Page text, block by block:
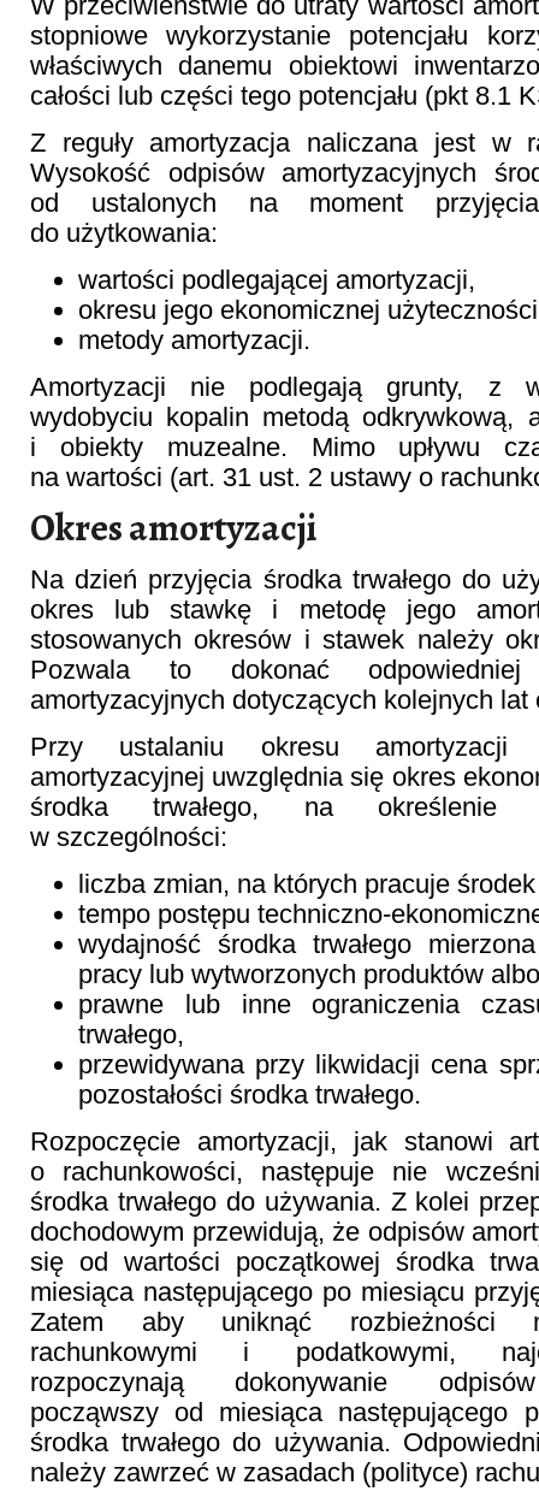
stopniowe wykorzystanie potencjału
właściwych danemu obiektowi
całości lub części tego potencjału (pkt 8.1
Z reguły amortyzacja naliczana jest w
Wysokość odpisów amortyzacyjnych
od ustalonych na moment
do użytkowania:
wartości podlegającej amortyzacji,
okresu jego ekonomicznej
metody amortyzacji.
Amortyzacji nie podlegają grunty, z
wydobyciu kopalin metodą odkrywkową,
i obiekty muzealne. Mimo upływu
na wartości (art. 31 ust. 2 ustawy o
Okres amortyzacji
Na dzień przyjęcia środka trwałego do
okres lub stawkę i metodę jego
stosowanych okresów i stawek należy
Pozwala to dokonać
amortyzacyjnych dotyczących kolejnych lat
Przy ustalaniu okresu
amortyzacyjnej uwzględnia się okres
środka trwałego, na określenie
w szczególności:
liczba zmian, na których pracuje środek
tempo postępu techniczno-
wydajność środka trwałego
pracy lub wytworzonych produktów
prawne lub inne ograniczenia
trwałego,
przewidywana przy likwidacji cena
pozostałości środka trwałego.
Rozpoczęcie amortyzacji, jak stanowi
o rachunkowości, następuje nie
środka trwałego do używania. Z kolei
dochodowym przewidują, że odpisów
się od wartości początkowej środka
miesiąca następującego po miesiącu
Zatem aby uniknąć rozbieżności
rachunkowymi i podatkowymi,
rozpoczynają dokonywanie
począwszy od miesiąca następującego
środka trwałego do używania.
należy zawrzeć w zasadach (polityce)